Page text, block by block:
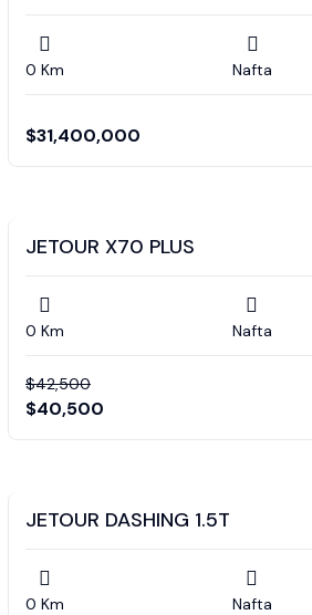
0 Km Nafta
$31,400,000
JETOUR X70 PLUS
0 Km Nafta
$42,500
$40,500
JETOUR DASHING 1.5T
0 Km Nafta